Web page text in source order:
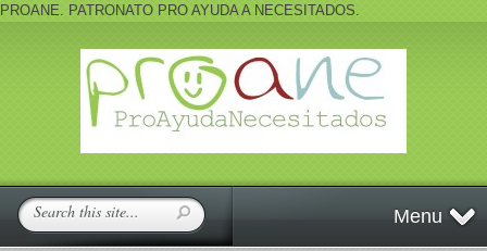
PROANE. PATRONATO PRO AYUDA A NECESITADOS.
Menu